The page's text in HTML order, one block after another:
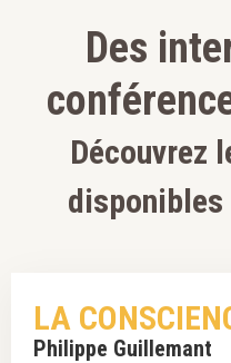
Des
Découvrez
LA
Philippe Guillemant